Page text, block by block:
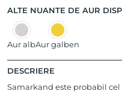
ALTE NUANTE DE AUR
Aur albAur galben
DESCRIERE
Samarkand este probabil